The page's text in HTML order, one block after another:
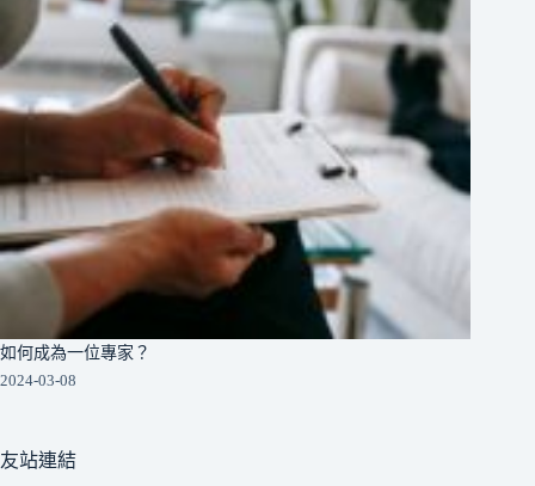
如何成為一位專家？
2024-03-08
友站連結